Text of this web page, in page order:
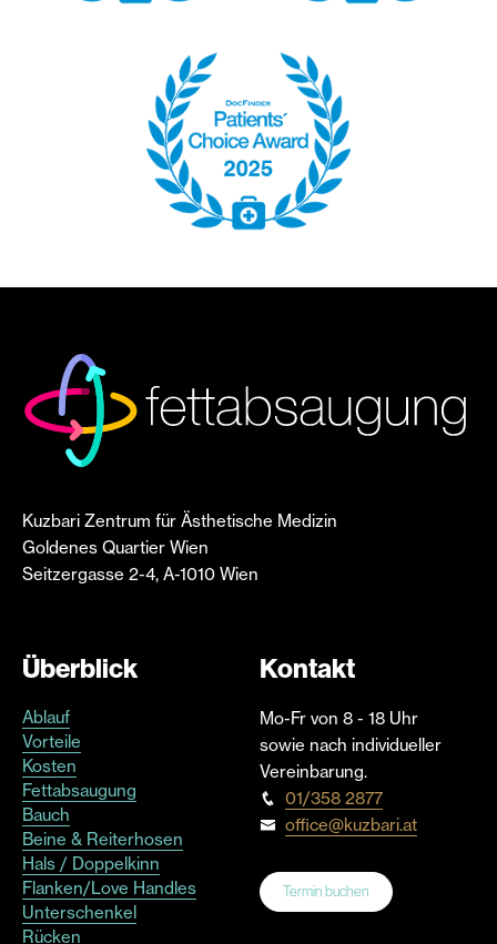
Kuzbari Zentrum für Ästhetische Medizin
Goldenes Quartier Wien
Seitzergasse 2-4, A-1010 Wien
Überblick
Ablauf
Vorteile
Kosten
Fettabsaugung
Bauch
Beine & Reiterhosen
Hals / Doppelkinn
Flanken/Love Handles
Unterschenkel
Rücken
Kontakt
Mo-Fr von 8 - 18 Uhr
sowie nach individueller
Vereinbarung.
01/358 2877
office@kuzbari.at
Termin buchen